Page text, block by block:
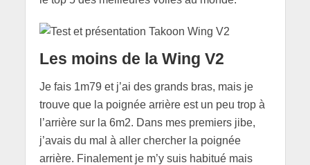
Les moins de la Wing V2
Je fais 1m79 et j’ai des grands bras, mais je
trouve que la poignée arrière est un peu trop à
l’arrière sur la 6m2. Dans mes premiers jibe,
j’avais du mal à aller chercher la poignée
arrière. Finalement je m’y suis habitué mais